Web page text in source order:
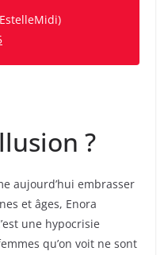
?
aujourd’hui embrasser
et âges, Enora
une hypocrisie
qu’on voit ne sont